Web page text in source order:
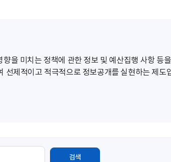
을 미치는 정책에 관한 정보 및 예산집행 사항 등
제적이고 적극적으로 정보공개를 실현하는 제도
검색